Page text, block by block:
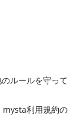
ルールを守って
mysta利用規約の